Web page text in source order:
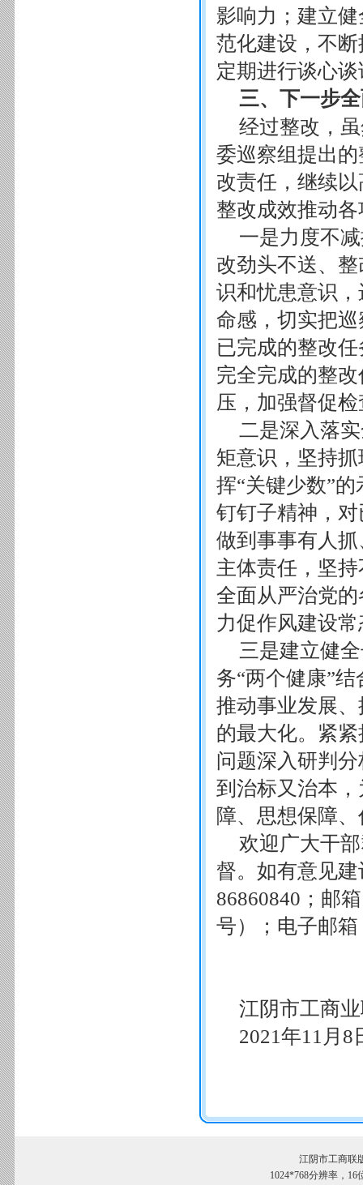
影响力；建立
范化建设，不
定期进行谈心
三、下一步
经过整改，
委巡察组提出
改责任，继续
整改成效推动
一是力度不
改劲头不送、
识和忧患意识
命感，切实把
已完成的整改
完全完成的整
压，加强督促
二是深入落
矩意识，坚持
挥“关键少数”
钉钉子精神，
做到事事有人
主体责任，坚
全面从严治党
力促作风建设
三是建立健
务“两个健康”
推动事业发展
的最大化。紧
问题深入研判
到治标又治本
障、思想保障
欢迎广大干
督。如有意见
86860840；邮
号）；电子邮箱
江阴市工商
2021年11月8
江阴市工商联
1024*768分辨率，